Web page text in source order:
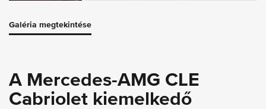
Galéria megtekintése
A Mercedes-AMG CLE
Cabriolet kiemelkedő